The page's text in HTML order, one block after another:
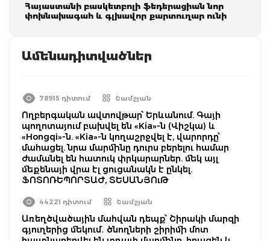
Հայաստանի բասկետբոլի ֆեդերացիան նոր
փոխնախագահ և գլխավոր քարտուղար ունի
Ամենադիտվածներ
78915 դիտում Շամշյան
Ողբերգական ավտովթար՝ Երևանում. Գայի
պողոտայում բախվել են «Kia»-ն (Վիշկա) և
«Hongqi»-ն. «Kia»-ն կողաշրջվել է, վարորդը՝
մահացել. նրա մարմինը դուրս բերելու համար
ժամանել են հատուկ փրկարարներ. մեկ այլ
մեքենայի վրա էլ ցուցանակն է ընկել.
ՖՈՏՈՌԵՊՈՐՏԱԺ, ՏԵՍԱՆՅՈւԹ
44221 դիտում Շամշյան
Առեղծվածային մահվան դեպք՝ Շիրակի մարզի
գյուղերից մեկում․ ծնողների շիրիմի մոտ